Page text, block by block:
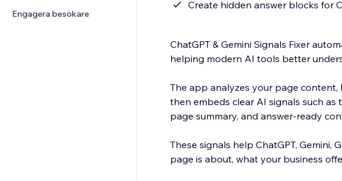
Engagera besökare
Create hidden answer blocks for
ChatGPT & Gemini Signals Fixer
helping modern AI tools better
The app analyzes your page content,
then embeds clear AI signals such
page summary, and answer-ready
These signals help ChatGPT,
page is about, what your business